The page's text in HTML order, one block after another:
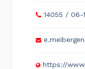
14055 / 06-
https://